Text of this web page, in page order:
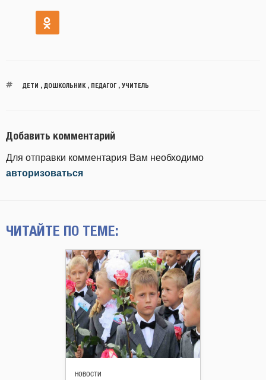
ДЕТИ , ДОШКОЛЬНИК, ПЕДАГОГ, УЧИТЕЛЬ
Добавить комментарий
Для отправки комментария Вам необходимо
авторизоваться
ЧИТАЙТЕ ПО ТЕМЕ:
НОВОСТИ